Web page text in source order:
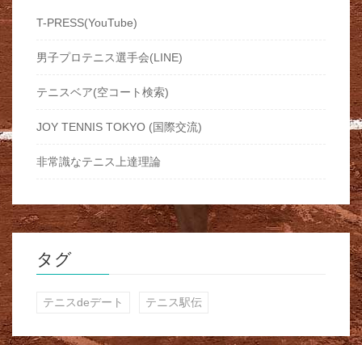
T-PRESS(YouTube)
男子プロテニス選手会(LINE)
テニスベア(空コート検索)
JOY TENNIS TOKYO (国際交流)
非常識なテニス上達理論
タグ
テニスdeデート テニス駅伝